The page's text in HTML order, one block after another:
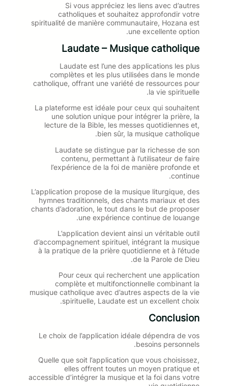
Si vous appréciez les liens avec d’autres
catholiques et souhaitez approfondir votre
spiritualité de manière communautaire, Hozana est
une excellente option.
Laudate – Musique catholique
Laudate est l’une des applications les plus
complètes et les plus utilisées dans le monde
catholique, offrant une variété de ressources pour
la vie spirituelle.
La plateforme est idéale pour ceux qui souhaitent
une solution unique pour intégrer la prière, la
lecture de la Bible, les messes quotidiennes et,
bien sûr, la musique catholique.
Laudate se distingue par la richesse de son
contenu, permettant à l’utilisateur de faire
l’expérience de la foi de manière profonde et
continue.
L’application propose de la musique liturgique, des
hymnes traditionnels, des chants mariaux et des
chants d’adoration, le tout dans le but de proposer
une expérience continue de louange.
L’application devient ainsi un véritable outil
d’accompagnement spirituel, intégrant la musique
à la pratique de la prière quotidienne et à l’étude
de la Parole de Dieu.
Pour ceux qui recherchent une application
complète et multifonctionnelle combinant la
musique catholique avec d’autres aspects de la vie
spirituelle, Laudate est un excellent choix.
Conclusion
Le choix de l’application idéale dépendra de vos
besoins personnels.
Quelle que soit l’application que vous choisissez,
elles offrent toutes un moyen pratique et
accessible d’intégrer la musique et la foi dans votre